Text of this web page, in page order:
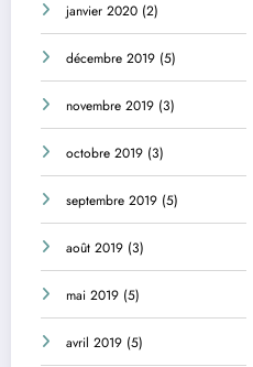
janvier 2020 (2)
décembre 2019 (5)
novembre 2019 (3)
octobre 2019 (3)
septembre 2019 (5)
août 2019 (3)
mai 2019 (5)
avril 2019 (5)